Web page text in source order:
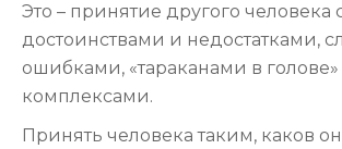
Это – принятие другого человека
достоинствами и недостатками,
ошибками, «тараканами в голове»
комплексами.
Принять человека таким, каков он